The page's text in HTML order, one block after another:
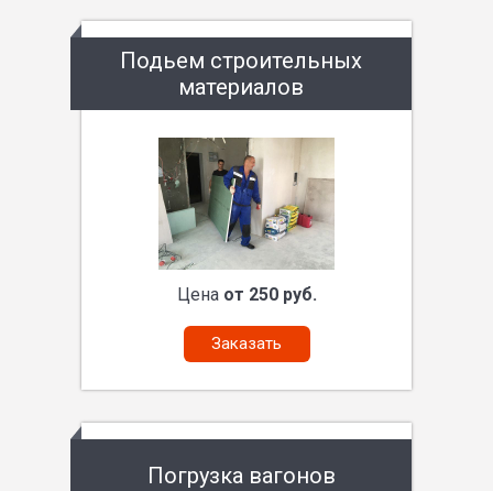
Подьем строительных
материалов
Цена от 250 руб.
Заказать
Погрузка вагонов